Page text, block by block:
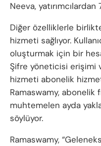
Neeva,
Diğer özelliklerle
hizmeti sağlıyor.
oluşturmak için bir
Şifre yöneticisi erişimi
hizmeti abonelik
Ramaswamy, abonelik
muhtemelen ayda
söylüyor.
Ramaswamy,